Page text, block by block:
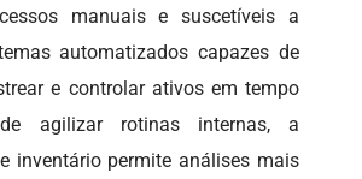
manuais e suscetíveis a
automatizados capazes de
e controlar ativos em tempo
agilizar rotinas internas, a
inventário permite análises mais